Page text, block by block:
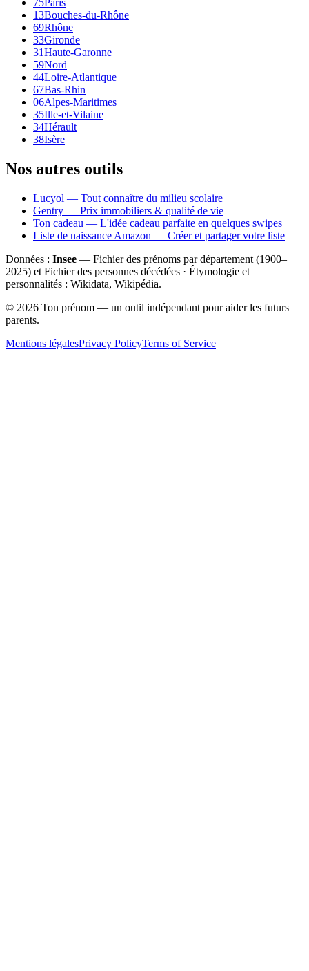
75Paris
13Bouches-du-Rhône
69Rhône
33Gironde
31Haute-Garonne
59Nord
44Loire-Atlantique
67Bas-Rhin
06Alpes-Maritimes
35Ille-et-Vilaine
34Hérault
38Isère
Nos autres outils
Lucyol — Tout connaître du milieu scolaire
Gentry — Prix immobiliers & qualité de vie
Ton cadeau — L'idée cadeau parfaite en quelques swipes
Liste de naissance Amazon — Créer et partager votre liste
Données : Insee — Fichier des prénoms par département (1900–
2025) et Fichier des personnes décédées · Étymologie et
personnalités : Wikidata, Wikipédia.
© 2026 Ton prénom — un outil indépendant pour aider les futurs
parents.
Mentions légalesPrivacy PolicyTerms of Service